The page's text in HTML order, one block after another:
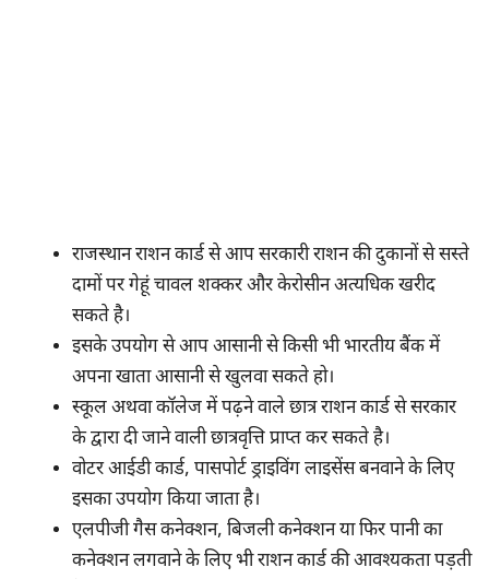
राजस्थान राशन कार्ड से आप सरकारी राशन की दुकानों से सस्ते
दामों पर गेहूं चावल शक्कर और केरोसीन अत्यधिक खरीद
सकते है।
इसके उपयोग से आप आसानी से किसी भी भारतीय बैंक में
अपना खाता आसानी से खुलवा सकते हो।
स्कूल अथवा कॉलेज में पढ़ने वाले छात्र राशन कार्ड से सरकार
के द्वारा दी जाने वाली छात्रवृत्ति प्राप्त कर सकते है।
वोटर आईडी कार्ड, पासपोर्ट ड्राइविंग लाइसेंस बनवाने के लिए
इसका उपयोग किया जाता है।
एलपीजी गैस कनेक्शन, बिजली कनेक्शन या फिर पानी का
कनेक्शन लगवाने के लिए भी राशन कार्ड की आवश्यकता पड़ती